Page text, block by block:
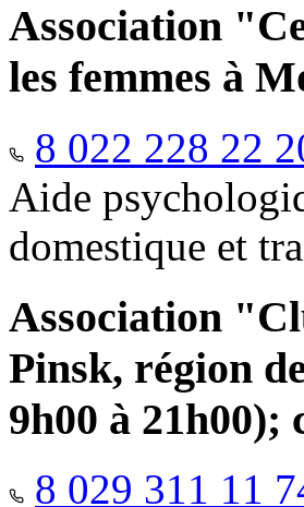
Association
les femmes à
8 022 228 22
Aide
domestique et
Association
Pinsk, région
9h00 à 21h00);
8 029 311 11